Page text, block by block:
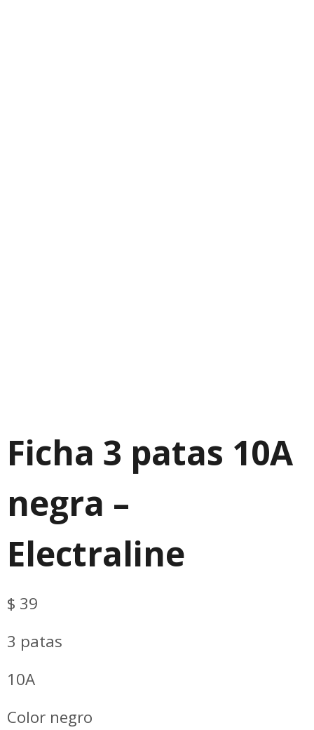
Ficha 3 patas 10A
negra –
Electraline
$ 39
3 patas
10A
Color negro